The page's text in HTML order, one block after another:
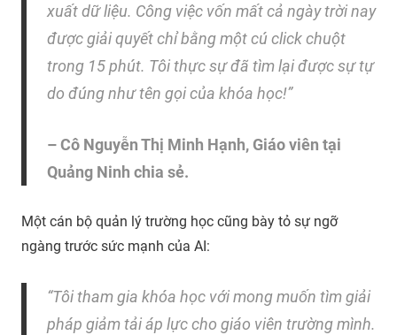
xuất dữ liệu. Công việc vốn mất cả ngày trời nay
được giải quyết chỉ bằng một cú click chuột
trong 15 phút. Tôi thực sự đã tìm lại được sự tự
do đúng như tên gọi của khóa học!”
– Cô Nguyễn Thị Minh Hạnh, Giáo viên tại
Quảng Ninh chia sẻ.
Một cán bộ quản lý trường học cũng bày tỏ sự ngỡ
ngàng trước sức mạnh của AI:
“Tôi tham gia khóa học với mong muốn tìm giải
pháp giảm tải áp lực cho giáo viên trường mình.